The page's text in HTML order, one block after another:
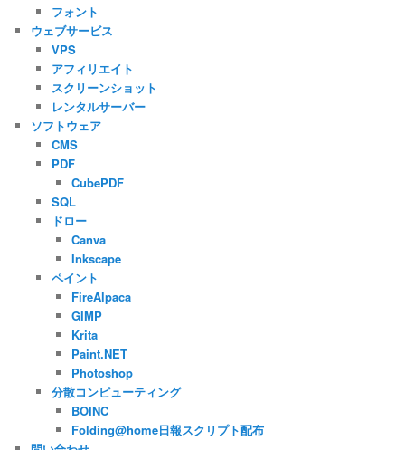
フォント
ウェブサービス
VPS
アフィリエイト
スクリーンショット
レンタルサーバー
ソフトウェア
CMS
PDF
CubePDF
SQL
ドロー
Canva
Inkscape
ペイント
FireAlpaca
GIMP
Krita
Paint.NET
Photoshop
分散コンピューティング
BOINC
Folding@home日報スクリプト配布